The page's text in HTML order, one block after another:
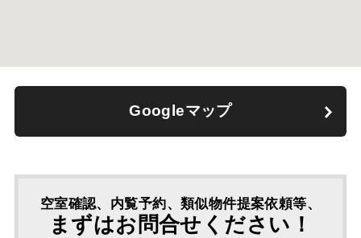
Googleマップ
空室確認、内覧予約、類似物件提案依頼等、
まずはお問合せください！